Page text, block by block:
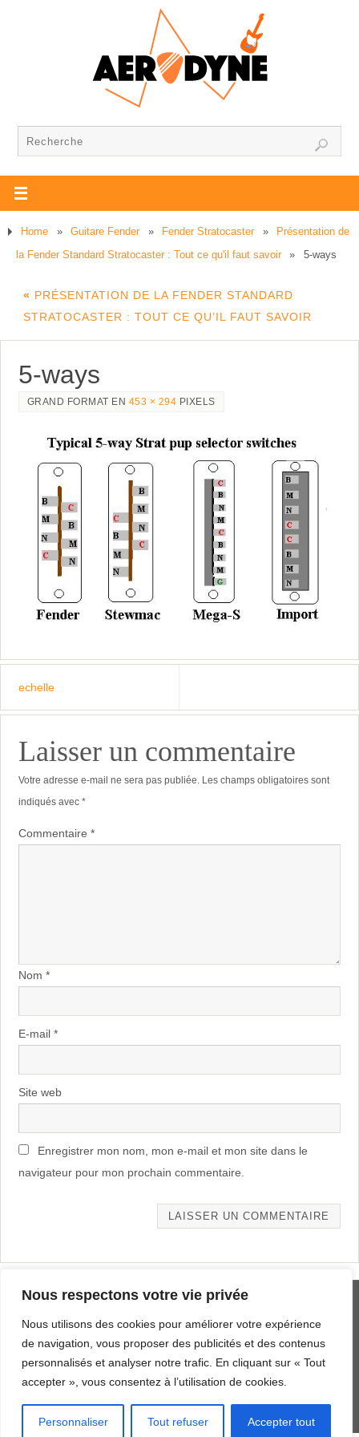
Nous respectons votre vie privée
Nous utilisons des cookies pour améliorer votre expérience
de navigation, vous proposer des publicités et des contenus
personnalisés et analyser notre trafic. En cliquant sur « Tout
accepter », vous consentez à l’utilisation de cookies.
Personnaliser Tout refuser Accepter tout
Home » Guitare Fender » Fender Stratocaster »
Présentation de
la Fender Standard Stratocaster : Tout ce qu'il faut savoir
» 5-ways
« PRÉSENTATION DE LA FENDER STANDARD
STRATOCASTER : TOUT CE QU’IL FAUT SAVOIR
5-ways
GRAND FORMAT EN 453 × 294 PIXELS
echelle
Laisser un commentaire
Votre adresse e-mail ne sera pas publiée. Les champs obligatoires sont
indiqués avec *
Commentaire *
Nom *
E-mail *
Site web
Enregistrer mon nom, mon e-mail et mon site dans le
navigateur pour mon prochain commentaire.
PLAN DU SITE
AERODYNE.FR DEPUIS 2019
Fièrement propulsé par